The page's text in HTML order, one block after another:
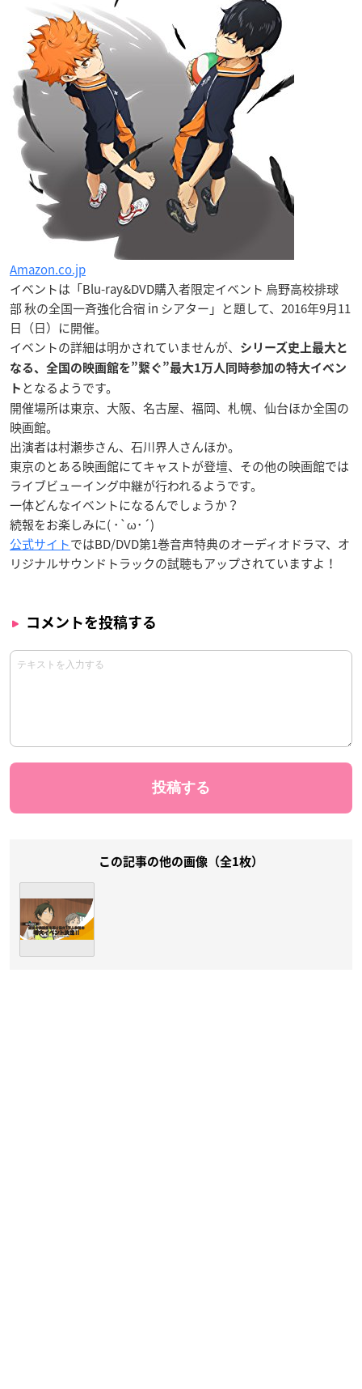
Amazon.co.jp
イベントは「Blu-ray&DVD購入者限定イベント 烏野高校排球
部 秋の全国一斉強化合宿 in シアター」と題して、2016年9月11
日（日）に開催。
イベントの詳細は明かされていませんが、
シリーズ史上最大と
なる、全国の映画館を”繋ぐ”最大1万人同時参加の特大イベン
ト となるようです。
開催場所は東京、大阪、名古屋、福岡、札幌、仙台ほか全国の
映画館。
出演者は村瀬歩さん、石川界人さんほか。
東京のとある映画館にてキャストが登壇、その他の映画館では
ライブビューイング中継が行われるようです。
一体どんなイベントになるんでしょうか？
続報をお楽しみに( ･`ω･´)
公式サイトではBD/DVD第1巻音声特典のオーディオドラマ、オ
リジナルサウンドトラックの試聴もアップされていますよ！
コメントを投稿する
この記事の他の画像（全1枚）